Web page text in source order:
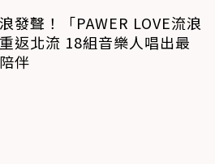
發聲！「PAWER LOVE流浪
返北流 18組音樂人唱出最
伴